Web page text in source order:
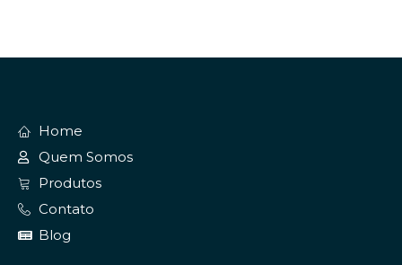
Home
Quem Somos
Produtos
Contato
Blog